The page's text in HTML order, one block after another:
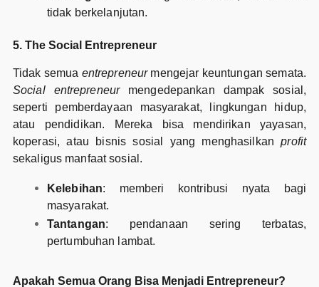
tidak berkelanjutan.
5. The Social Entrepreneur
Tidak semua entrepreneur mengejar keuntungan semata.
Social entrepreneurmengedepankan dampak sosial,
seperti pemberdayaan masyarakat, lingkungan hidup,
atau pendidikan. Mereka bisa mendirikan yayasan,
koperasi, atau bisnis sosial yang menghasilkanprofit
sekaligus manfaat sosial.
Kelebihan: memberi kontribusi nyata bagi
masyarakat.
Tantangan: pendanaan sering terbatas,
pertumbuhan lambat.
Apakah Semua Orang Bisa Menjadi Entrepreneur?